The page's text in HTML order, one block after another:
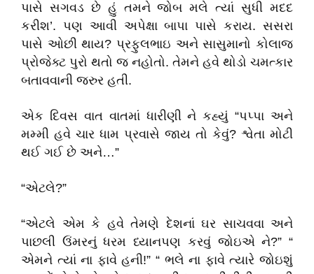
પાસે સગવડ છે હું તમને જોબ મલે ત્યાં સુધી મદદ
કરીશ’. પણ આવી અપેક્ષા બાપા પાસે કરાય. સસરા
પાસે ઓછી થાય? પ્રફુલભાઇ અને સાસુમાનો કોલાજ
પ્રોજેક્ટ પુરો થતો જ નહોતો. તેમને હવે થોડો ચમત્કાર
બતાવવાની જરુર હતી.
એક દિવસ વાત વાતમાં ધારીણી ને કહ્યું “પપ્પા અને
મમ્મી હવે ચાર ધામ પ્રવાસે જાય તો કેવું? શ્વેતા મોટી
થઈ ગઈ છે અને…”
“એટલે?”
“એટલે એમ કે હવે તેમણે દેશનાં ઘર સાચવવા અને
પાછલી ઉંમરનું ધરમ ધ્યાનપણ કરવું જોઇએ ને?” “
એમને ત્યાં ના ફાવે હની!” “ ભલે ના ફાવે ત્યારે જોઇશું